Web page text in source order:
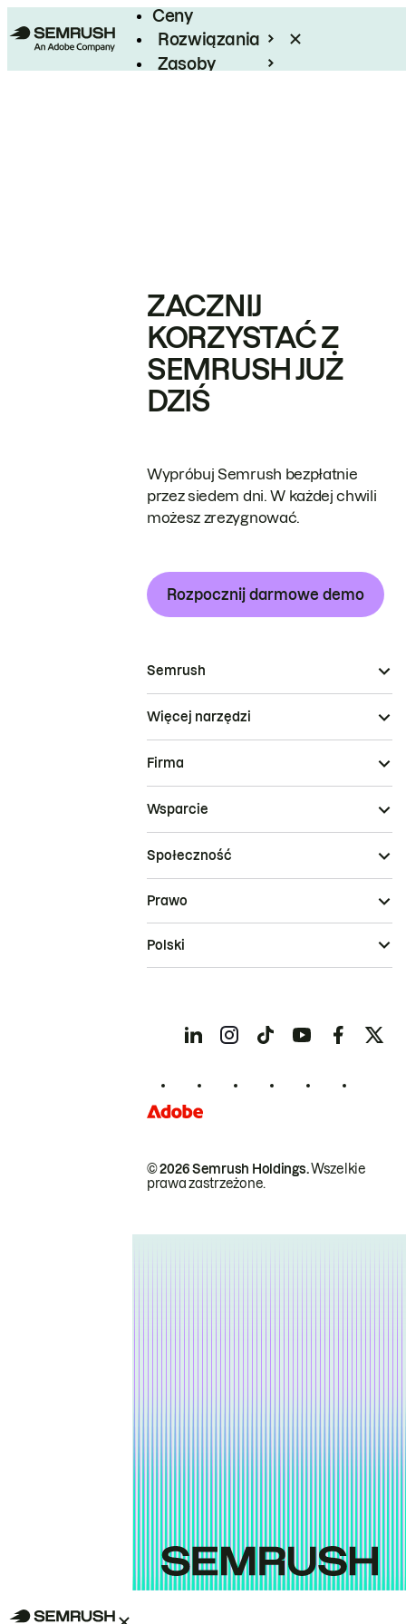
Ceny
Rozwiązania
Zasoby
ZACZNIJ
KORZYSTAĆ Z
SEMRUSH JUŻ
DZIŚ
Wypróbuj Semrush bezpłatnie
przez siedem dni. W każdej chwili
możesz zrezygnować.
Rozpocznij darmowe demo
Semrush
Więcej narzędzi
Firma
Wsparcie
Społeczność
© 2026 Semrush Holdings.Wszelkie
prawa zastrzeżone.
Prawo
Polski